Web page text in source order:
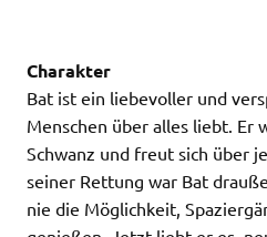
Charakter
Bat ist ein liebevoller und
Menschen über alles liebt. Er
Schwanz und freut sich über
seiner Rettung war Bat
nie die Möglichkeit,